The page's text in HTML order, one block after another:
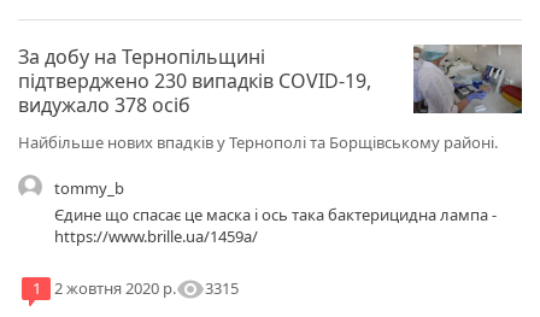
За добу на Тернопільщині
підтверджено 230 випадків COVID-19,
видужало 378 осіб
Найбільше нових впадків у Тернополі та Борщівському районі.
tommy_b
Єдине що спасає це маска і ось така бактерицидна лампа -
https://www.brille.ua/1459a/
1 2 жовтня 2020 р.visibility3315